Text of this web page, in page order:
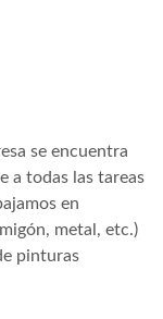
se encuentra
a todas las tareas
en
metal, etc.)
pinturas